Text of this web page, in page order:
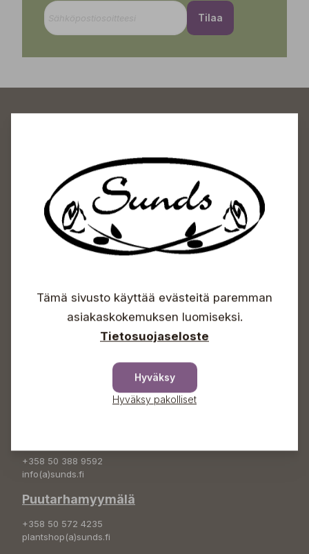
Tilaa
Sundin Puutarhakeskus
Avoinna
Arkisin 09-18
Info & vaihde
+358 50 388 9592
+358 50 388 9592
info(a)sunds.fi
Puutarhamyymälä
+358 50 572 4235
plantshop(a)sunds.fi
Tämä sivusto käyttää evästeitä paremman
asiakaskokemuksen luomiseksi.
Tietosuojaseloste
Hyväksy
Hyväksy pakolliset